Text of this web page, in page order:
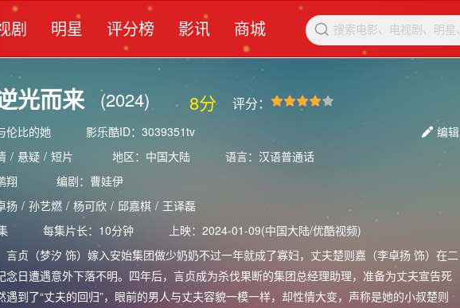
剧 明星 评分榜 影讯 商城 
光而来 (2024) 8分 评分：
伦比的她 影乐酷ID：3039351tv  编辑
/ 悬疑 / 短片 地区：中国大陆
语言：汉语普通话
翔 编剧： 曹娃伊
扬 / 孙艺燃 / 杨可欣 / 邱嘉棋 / 王译磊
每集片长：10分钟
上映：2024-01-09(中国大陆/优酷视频)
贞（梦汐 饰）嫁入安始集团做少奶奶不过一年就成了寡妇，丈夫楚则嘉（李卓扬 饰）在二
念日遭遇意外下落不明。四年后，言贞成为杀伐果断的集团总经理助理，准备为丈夫宣告死
遇到了“丈夫的回归”，眼前的男人与丈夫容貌一模一样，却性情大变，声称是她的小叔楚则